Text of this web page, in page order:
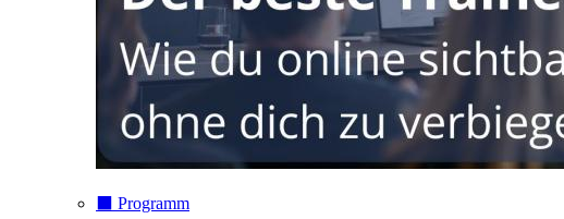
⬛️ Programm